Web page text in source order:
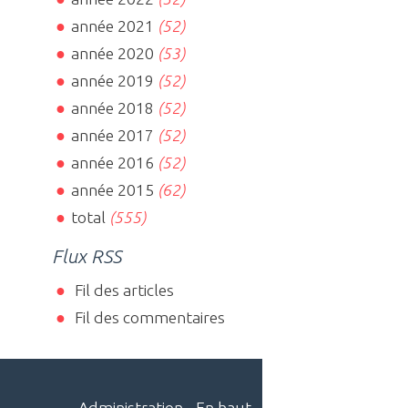
année 2021 (52)
année 2020 (53)
année 2019 (52)
année 2018 (52)
année 2017 (52)
année 2016 (52)
année 2015 (62)
total (555)
Flux RSS
Fil des articles
Fil des commentaires